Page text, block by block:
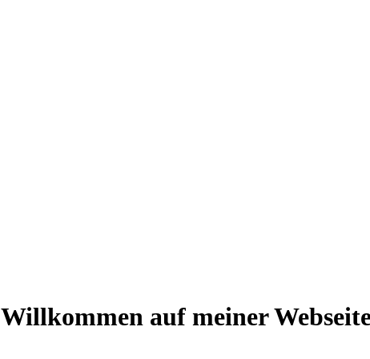
Willkommen auf meiner